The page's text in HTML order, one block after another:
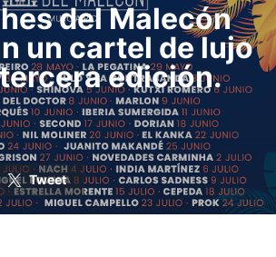
del Malecón
un cartel de lujo
edición.
Tweet